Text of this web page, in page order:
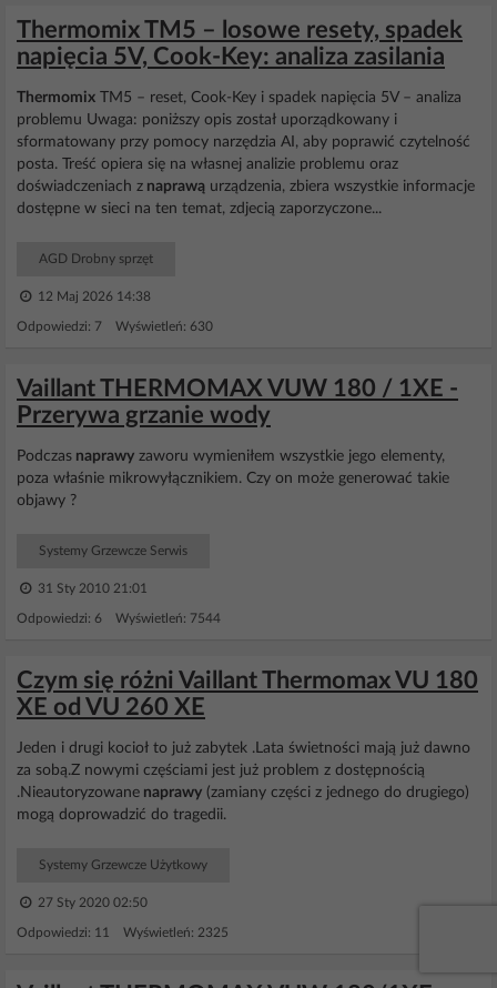
Thermomix TM5 – losowe resety, spadek
napięcia 5V, Cook-Key: analiza zasilania
Thermomix TM5 – reset, Cook-Key i spadek napięcia 5V – analiza
problemu Uwaga: poniższy opis został uporządkowany i
sformatowany przy pomocy narzędzia AI, aby poprawić czytelność
posta. Treść opiera się na własnej analizie problemu oraz
doświadczeniach z naprawą urządzenia, zbiera wszystkie informacje
dostępne w sieci na ten temat, zdjecią zaporzyczone...
AGD Drobny sprzęt
12 Maj 2026 14:38
Odpowiedzi: 7 Wyświetleń: 630
Vaillant THERMOMAX VUW 180 / 1XE -
Przerywa grzanie wody
Podczas naprawy zaworu wymieniłem wszystkie jego elementy,
poza właśnie mikrowyłącznikiem. Czy on może generować takie
objawy ?
Systemy Grzewcze Serwis
31 Sty 2010 21:01
Odpowiedzi: 6 Wyświetleń: 7544
Czym się różni Vaillant Thermomax VU 180
XE od VU 260 XE
Jeden i drugi kocioł to już zabytek .Lata świetności mają już dawno
za sobą.Z nowymi częściami jest już problem z dostępnością
.Nieautoryzowane naprawy (zamiany części z jednego do drugiego)
mogą doprowadzić do tragedii.
Systemy Grzewcze Użytkowy
27 Sty 2020 02:50
Odpowiedzi: 11 Wyświetleń: 2325